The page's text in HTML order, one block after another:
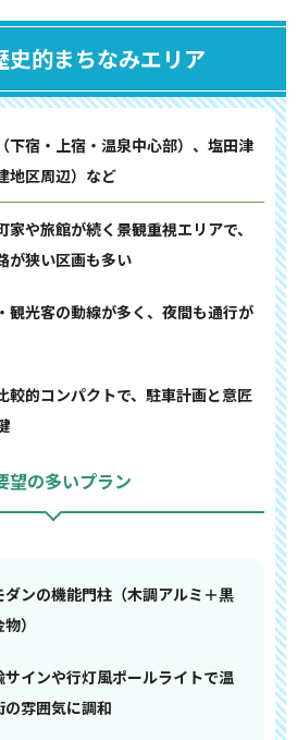
史的まちなみエリア
下宿・上宿・温泉中心部）、塩田津
地区周辺）など
家や旅館が続く景観重視エリアで、
が狭い区画も多い
観光客の動線が多く、夜間も通行が
較的コンパクトで、駐車計画と意匠
望の多いプラン
ダンの機能門柱（木調アルミ＋黒
）
サインや行灯風ポールライトで温
の雰囲気に調和